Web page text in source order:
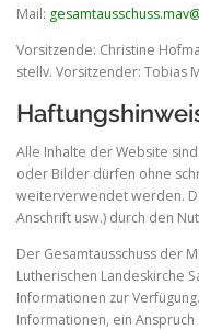
Mail:
Vorsitzende: Christine
stellv. Vorsitzender: Tobias
Alle Inhalte der Website
oder Bilder dürfen ohne
weiterverwendet werden.
Anschrift usw.) durch den
Der Gesamtausschuss der
Lutherischen Landeskirche
Informationen zur
Informationen, ein